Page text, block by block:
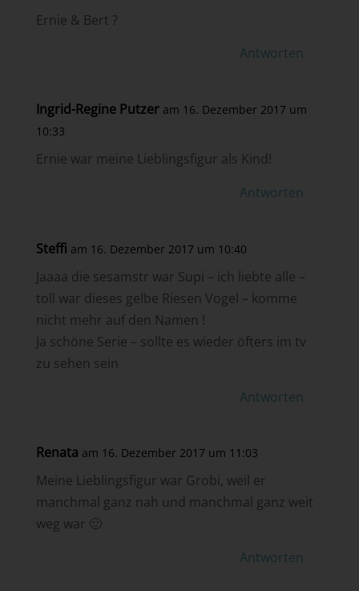
Ernie & Bert ?
Antworten
Ingrid-Regine Putzer am 16. Dezember 2017 um
10:33
Ernie war meine Lieblingsfigur als Kind!
Antworten
Steffi am 16. Dezember 2017 um 10:40
Jaaaa die sesamstr war Supi – ich liebte alle –
toll war dieses gelbe Riesen Vogel – komme
nicht mehr auf den Namen !
Ja schöne Serie – sollte es wieder öfters im tv
zu sehen sein
Antworten
Renata am 16. Dezember 2017 um 11:03
Meine Lieblingsfigur war Grobi, weil er
manchmal ganz nah und manchmal ganz weit
weg war 🙂
Antworten